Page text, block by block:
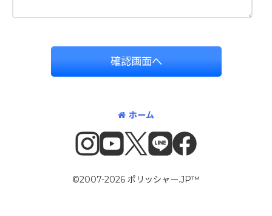
確認画面へ
ホーム
©2007-2026 ポリッシャー.JP™